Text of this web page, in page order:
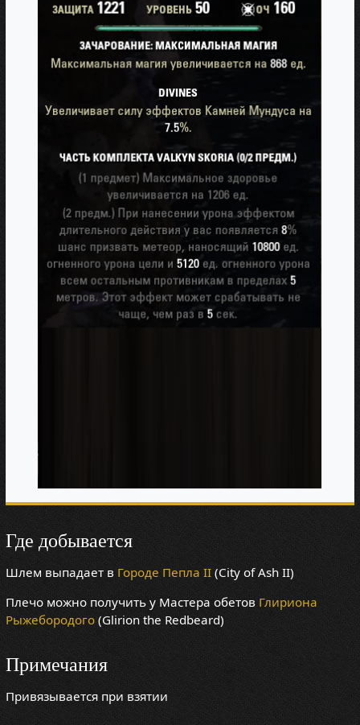
Где добывается
Шлем выпадает в Городе Пепла II(City of Ash II)
Плечо можно получить у Мастера обетов Глириона
Рыжебородого(Glirion the Redbeard)
Примечания
Привязывается при взятии